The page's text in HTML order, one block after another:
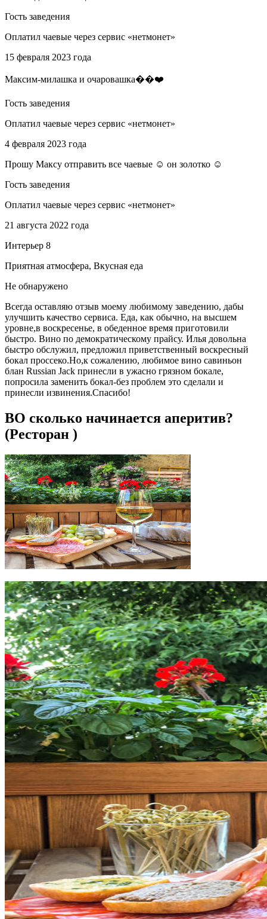
Гость заведения
Оплатил чаевые через сервис «нетмонет»
15 февраля 2023 года
Максим-милашка и очаровашка��❤️
Гость заведения
Оплатил чаевые через сервис «нетмонет»
4 февраля 2023 года
Прошу Максу отправить все чаевые ☺️ он золотко ☺️
Гость заведения
Оплатил чаевые через сервис «нетмонет»
21 августа 2022 года
Интерьер 8
Приятная атмосфера, Вкусная еда
Не обнаружено
Всегда оставляю отзыв моему любимому заведению, дабы
улучшить качество сервиса. Еда, как обычно, на высшем
уровне,в воскресенье, в обеденное время приготовили
быстро. Вино по демократическому прайсу. Илья довольна
быстро обслужил, предложил приветственный воскресный
бокал проссеко.Но,к сожалению, любимое вино савиньон
блан Russian Jack принесли в ужасно грязном бокале,
попросила заменить бокал-без проблем это сделали и
принесли извинения.Спасибо!
ВО сколько начинается аперитив?
(Ресторан )